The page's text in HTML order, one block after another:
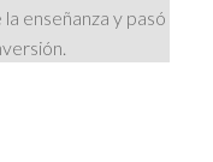
enseñanza y pasó